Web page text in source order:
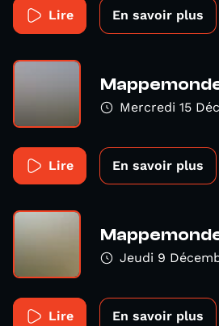
Lire En savoir plus
Mercredi 15
Lire En savoir plus
Jeudi 9
Lire En savoir plus